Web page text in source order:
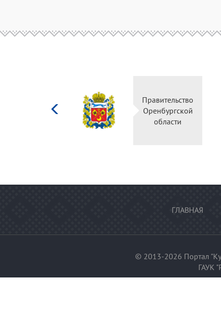
культуры
Российской
Правительство
Оренбургской
области
ГЛАВНАЯ
© 2013-2026 Портал
ГАУК